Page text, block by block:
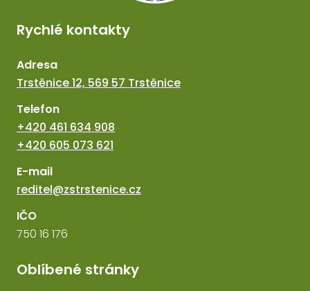
Rychlé kontakty
Adresa
Trstěnice 12, 569 57 Trstěnice
Telefon
+420 461 634 908
+420 605 073 621
E-mail
reditel@zstrstenice.cz
IČO
750 16 176
Oblíbené stránky